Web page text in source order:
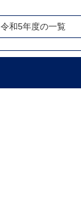
令和5年度の一覧